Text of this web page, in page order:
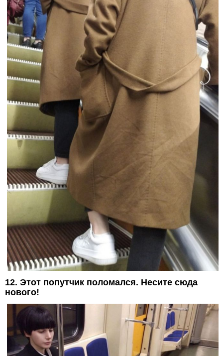
12. Этот попутчик поломался. Несите сюда
нового!